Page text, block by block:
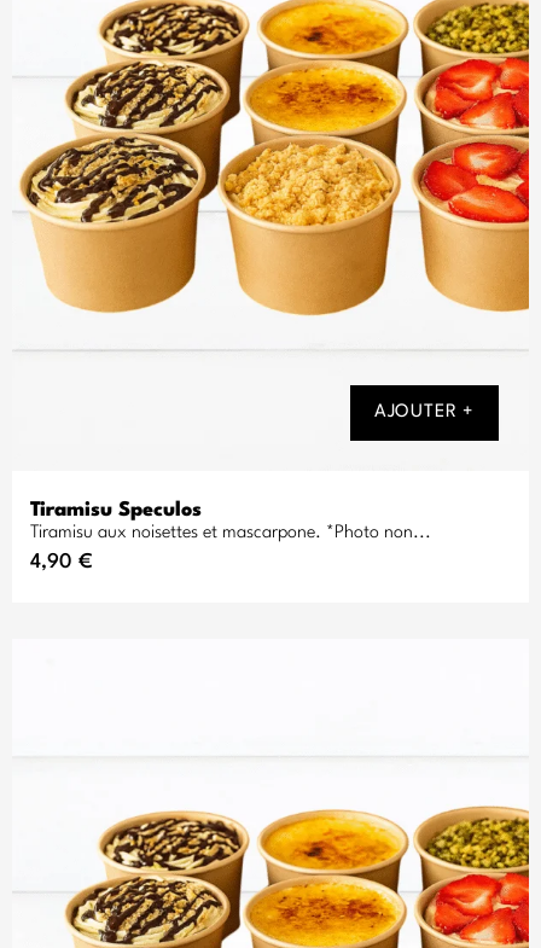
AJOUTER +
Tiramisu Speculos
Tiramisu aux noisettes et mascarpone. *Photo non...
4,90 €